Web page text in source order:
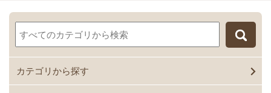
カテゴリから探す